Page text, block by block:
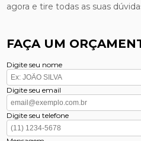
agora e tire todas as suas
FAÇA UM
Digite seu nome
Digite seu email
Digite seu telefone